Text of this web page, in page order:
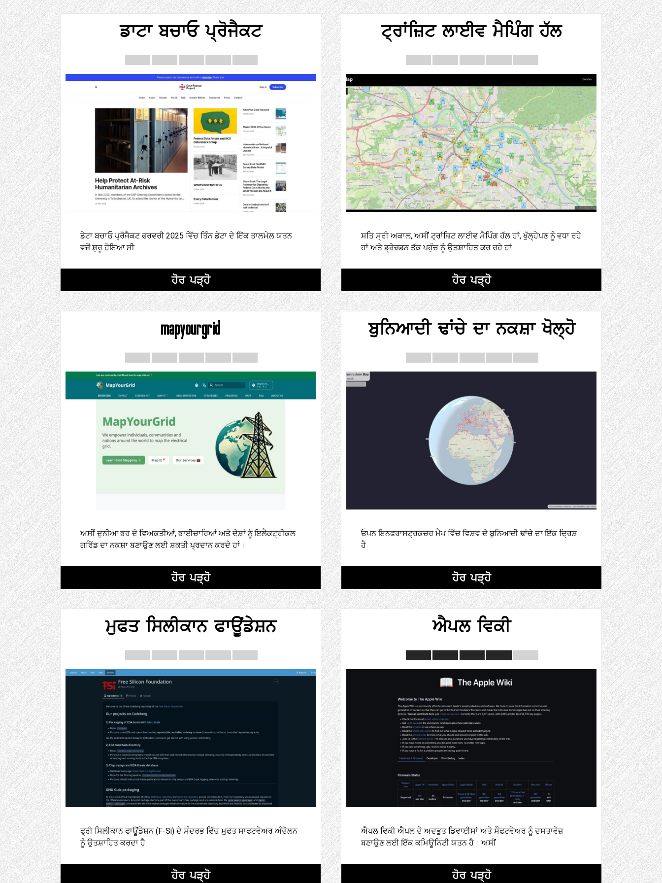
ਡਾਟਾ ਬਚਾਓ ਪ੍ਰੋਜੈਕਟ
ਡੇਟਾ ਬਚਾਓ ਪ੍ਰੋਜੈਕਟ ਫਰਵਰੀ 2025 ਵਿੱਚ ਤਿੰਨ ਡੇਟਾ ਦੇ ਇੱਕ ਤਾਲਮੇਲ ਯਤਨ
ਵਜੋਂ ਸ਼ੁਰੂ ਹੋਇਆ ਸੀ
ਹੋਰ ਪੜ੍ਹੋ
ਟ੍ਰਾਂਜ਼ਿਟ ਲਾਈਵ ਮੈਪਿੰਗ ਹੱਲ
ਸਤਿ ਸ੍ਰੀ ਅਕਾਲ, ਅਸੀਂ ਟ੍ਰਾਂਜ਼ਿਟ ਲਾਈਵ ਮੈਪਿੰਗ ਹੱਲ ਹਾਂ, ਖੁੱਲ੍ਹੇਪਣ ਨੂੰ ਵਧਾ ਰਹੇ
ਹਾਂ ਅਤੇ ਡ੍ਰੇਜ਼ਡਨ ਤੱਕ ਪਹੁੰਚ ਨੂੰ ਉਤਸ਼ਾਹਿਤ ਕਰ ਰਹੇ ਹਾਂ
ਹੋਰ ਪੜ੍ਹੋ
mapyourgrid
ਅਸੀਂ ਦੁਨੀਆ ਭਰ ਦੇ ਵਿਅਕਤੀਆਂ, ਭਾਈਚਾਰਿਆਂ ਅਤੇ ਦੇਸ਼ਾਂ ਨੂੰ ਇਲੈਕਟ੍ਰੀਕਲ
ਗਰਿੱਡ ਦਾ ਨਕਸ਼ਾ ਬਣਾਉਣ ਲਈ ਸ਼ਕਤੀ ਪ੍ਰਦਾਨ ਕਰਦੇ ਹਾਂ।
ਹੋਰ ਪੜ੍ਹੋ
ਬੁਨਿਆਦੀ ਢਾਂਚੇ ਦਾ ਨਕਸ਼ਾ ਖੋਲ੍ਹੋ
ਓਪਨ ਇਨਫਰਾਸਟ੍ਰਕਚਰ ਮੈਪ ਵਿੱਚ ਵਿਸ਼ਵ ਦੇ ਬੁਨਿਆਦੀ ਢਾਂਚੇ ਦਾ ਇੱਕ ਦ੍ਰਿਸ਼
ਹੈ
ਹੋਰ ਪੜ੍ਹੋ
ਮੁਫਤ ਸਿਲੀਕਾਨ ਫਾਊਂਡੇਸ਼ਨ
ਫ੍ਰੀ ਸਿਲੀਕਾਨ ਫਾਊਂਡੇਸ਼ਨ (F-Si) ਦੇ ਸੰਦਰਭ ਵਿੱਚ ਮੁਫਤ ਸਾਫਟਵੇਅਰ ਅੰਦੋਲਨ
ਨੂੰ ਉਤਸ਼ਾਹਿਤ ਕਰਦਾ ਹੈ
ਹੋਰ ਪੜ੍ਹੋ
ਐਪਲ ਵਿਕੀ
ਐਪਲ ਵਿਕੀ ਐਪਲ ਦੇ ਅਦਭੁਤ ਡਿਵਾਈਸਾਂ ਅਤੇ ਸੌਫਟਵੇਅਰ ਨੂੰ ਦਸਤਾਵੇਜ਼
ਬਣਾਉਣ ਲਈ ਇੱਕ ਕਮਿਊਨਿਟੀ ਯਤਨ ਹੈ। ਅਸੀਂ
ਹੋਰ ਪੜ੍ਹੋ